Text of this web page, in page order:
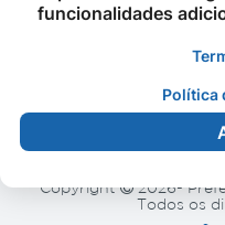
Tecnologia
Obras
Saúde
Copyright
2026-
Todos os
funcionalidades
Política